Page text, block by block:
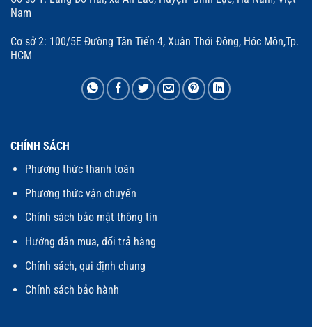
Nam
Cơ sở 2: 100/5E Đường Tân Tiến 4, Xuân Thới Đông, Hóc Môn,Tp.
HCM
CHÍNH SÁCH
Phương thức thanh toán
Phương thức vận chuyển
Chính sách bảo mật thông tin
Hướng dẫn mua, đổi trả hàng
Chính sách, qui định chung
Chính sách bảo hành